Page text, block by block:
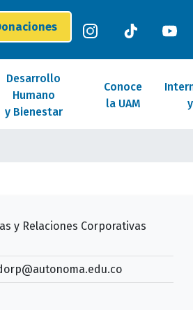
Desarrollo
Humano
y Bienestar
Conoce
la UAM
y Relaciones Corporativas